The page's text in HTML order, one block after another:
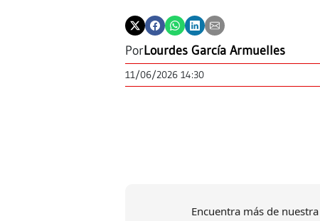
PorLourdes García Armuelles
11/06/2026 14:30
Encuentra más de